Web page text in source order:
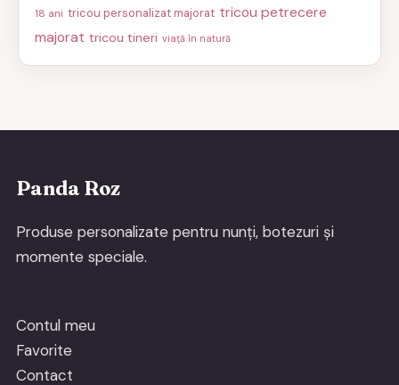
18 ani tricou personalizat majorat tricou petrecere
majorat tricou tineri viață în natură
Panda Roz
Produse personalizate pentru nunți, botezuri și
momente speciale.
Contul meu
Favorite
Contact